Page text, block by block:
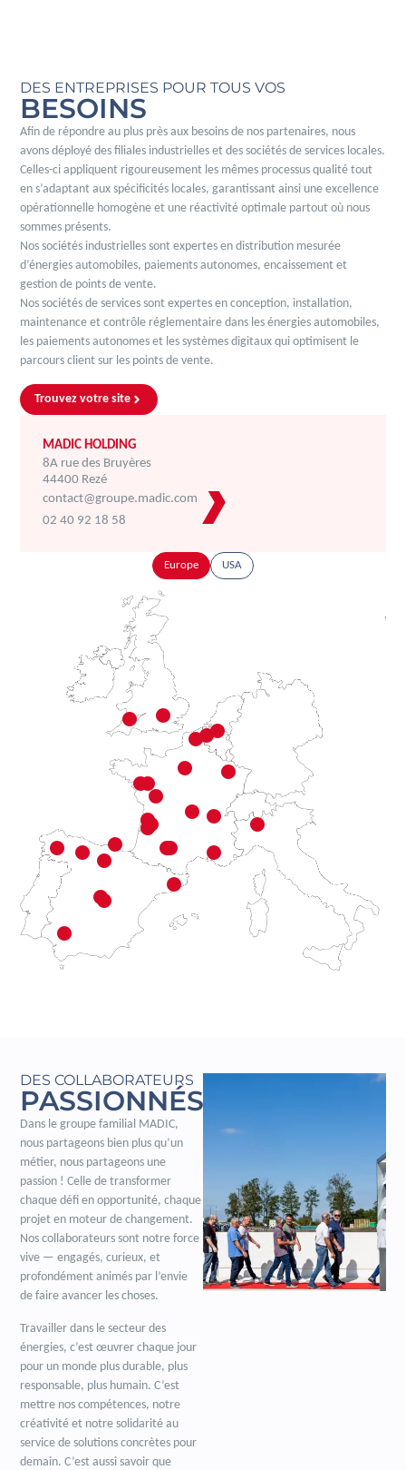
Europe USA
DES ENTREPRISES POUR TOUS VOS
BESOINS
Afin de répondre au plus près aux besoins de nos partenaires, nous
avons déployé des filiales industrielles et des sociétés de services locales.
Celles-ci appliquent rigoureusement les mêmes processus qualité tout
en s’adaptant aux spécificités locales, garantissant ainsi une excellence
opérationnelle homogène et une réactivité optimale partout où nous
sommes présents.
Nos sociétés industrielles sont expertes en distribution mesurée
d’énergies automobiles, paiements autonomes, encaissement et
gestion de points de vente.
Nos sociétés de services sont expertes en conception, installation,
maintenance et contrôle réglementaire dans les énergies automobiles,
les paiements autonomes et les systèmes digitaux qui optimisent le
parcours client sur les points de vente.
Trouvez votre site
MADIC HOLDING
8A rue des Bruyères
44400 Rezé
contact@groupe.madic.com
02 40 92 18 58
DES COLLABORATEURS
PASSIONNÉS
Dans le groupe familial MADIC,
nous partageons bien plus qu’un
métier, nous partageons une
passion ! Celle de transformer
chaque défi en opportunité, chaque
projet en moteur de changement.
Nos collaborateurs sont notre force
vive — engagés, curieux, et
profondément animés par l’envie
de faire avancer les choses.
Travailler dans le secteur des
énergies, c’est œuvrer chaque jour
pour un monde plus durable, plus
responsable, plus humain. C’est
mettre nos compétences, notre
créativité et notre solidarité au
service de solutions concrètes pour
demain. C’est aussi savoir que